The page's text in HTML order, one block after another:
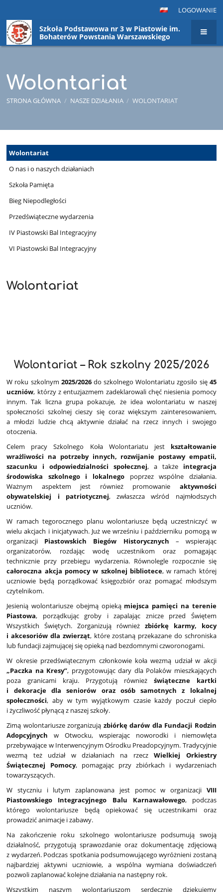
LOGOWANIE
Szkoła Podstawowa nr 3 w Piastowie im.
Bohaterów Powstania Warszawskiego
Wolontariat
STRONA GŁÓWNA / NASZE DZIAŁANIA / WOLONTARIAT
Wolontariat
Wolontariat
O nas i o naszych działaniach
Szkoła Pamięta
Bieg Niepodległości
Przedświąteczne wydarzenia
IV Piastowski Bal Integracyjny
VI Piastowski Bal Integracyjny
Wolontariat
Wolontariat – Rok szkolny 2025/2026
W roku szkolnym 2025/2026do szkolnego Wolontariatu zgosilo się 45
uczniów, którzy z entuzjazmem zadeklarowali chęć niesienia pomocy
innym. Tak liczna grupa pokazuje, że idea wolontariatu w naszej
społeczności szkolnej cieszy się coraz większym zainteresowaniem,
a młodzi ludzie chcą aktywnie działać na rzecz innych i swojego
otoczenia.
Celem pracy Szkolnego Koła Wolontariatu jest kształtowanie
wrażliwości na potrzeby innych, rozwijanie postawy empatii,
szacunku i odpowiedzialności społecznej, a także integracja
środowiska szkolnego i lokalnego poprzez wspólne działania.
Ważnym aspektem jest również promowanie aktywności
obywatelskiej i patriotycznej, zwłaszcza wśród najmłodszych
uczniów.
W ramach tegorocznego planu wolontariusze będą uczestniczyć w
wielu akcjach i inicjatywach. Już we wrześniu i październiku pomogą w
organizacji Piastowskich Biegów Historycznych – wspierając
organizatorów, rozdając wodę uczestnikom oraz pomagając
technicznie przy przebiegu wydarzenia. Równolegle rozpocznie się
całoroczna akcja pomocy w szkolnej bibliotece, w ramach której
uczniowie będą porządkować księgozbiór oraz pomagać młodszym
czytelnikom.
Jesienią wolontariusze obejmą opieką miejsca pamięci na terenie
Piastowa, porządkując groby i zapalając znicze przed Świętem
Wszystkich Świętych. Zorganizują również zbiórkę karmy, kocy
i akcesoriów dla zwierząt, które zostaną przekazane do schroniska
lub fundacji zajmującej się opieką nad bezdomnymi czworonogami.
W okresie przedświątecznym członkowie koła wezmą udział w akcji
„Paczka na Kresy”, przygotowując dary dla Polaków mieszkających
poza granicami kraju. Przygotują również świąteczne kartki
i dekoracje dla seniorów oraz osób samotnych z lokalnej
społeczności, aby w tym wyjątkowym czasie każdy poczuł ciepło
i życzliwość płynącą z naszej szkoły.
Zimą wolontariusze zorganizują zbiórkę darów dla Fundacji Rodzin
Adopcyjnych w Otwocku, wspierając noworodki i niemowlęta
przebywające w Interwencyjnym Ośrodku Preadopcyjnym. Tradycyjnie
wezmą też udział w działaniach na rzeczWielkiej Orkiestry
Świątecznej Pomocy, pomagając przy zbiórkach i wydarzeniach
towarzyszących.
W styczniu i lutym zaplanowana jest pomoc w organizacji VIII
Piastowskiego Integracyjnego Balu Karnawałowego, podczas
którego wolontariusze będą opiekować się uczestnikami oraz
prowadzić animacje i zabawy.
Na zakończenie roku szkolnego wolontariusze podsumują swoją
działalność, przygotują sprawozdanie oraz dokumentację zdjęciową
z wydarzeń. Podczas spotkania podsumowującego wyróżnieni zostaną
najbardziej aktywni uczniowie, a wspólna wymiana doświadczeń
pozwoli zaplanować kolejne działania na następny rok.
Wszystkim naszym wolontariuszom serdecznie dziękujemy